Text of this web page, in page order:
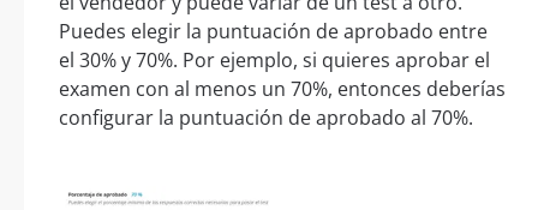
Puedes elegir la puntuación de aprobado entre
el 30% y 70%. Por ejemplo, si quieres aprobar el
examen con al menos un 70%, entonces deberías
configurar la puntuación de aprobado al 70%.